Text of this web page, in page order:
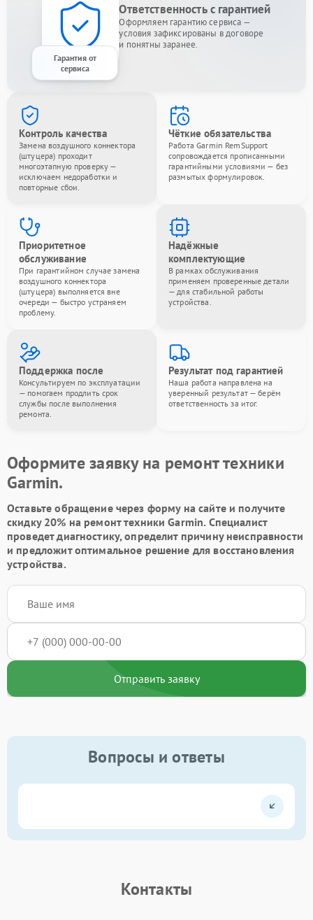
Гарантия от
сервиса
Ответственность с гарантией
Оформляем гарантию сервиса —
условия зафиксированы в договоре
и понятны заранее.
Контроль качества
Замена воздушного коннектора
(штуцера) проходит
многоэтапную проверку —
исключаем недоработки и
повторные сбои.
Чёткие обязательства
Работа Garmin RemSupport
сопровождается прописанными
гарантийными условиями — без
размытых формулировок.
Приоритетное
обслуживание
При гарантийном случае замена
воздушного коннектора
(штуцера) выполняется вне
очереди — быстро устраняем
проблему.
Надёжные
комплектующие
В рамках обслуживания
применяем проверенные детали
— для стабильной работы
устройства.
Поддержка после
Консультируем по эксплуатации
— помогаем продлить срок
службы после выполнения
ремонта.
Результат под гарантией
Наша работа направлена на
уверенный результат — берём
ответственность за итог.
Оформите заявку на ремонт техники
Garmin.
Оставьте обращение через форму на сайте и получите
скидку 20% на ремонт техники Garmin. Специалист
проведет диагностику, определит причину неисправности
и предложит оптимальное решение для восстановления
устройства.
Отправить заявку
Вопросы и ответы
Контакты